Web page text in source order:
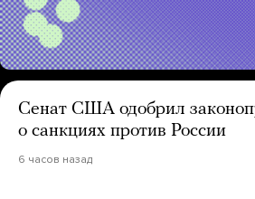
Сенат США одобрил
о санкциях против России
6 часов назад